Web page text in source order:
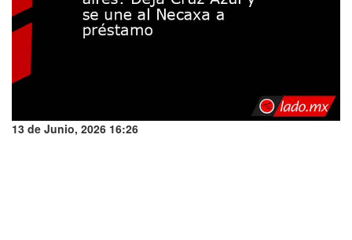
13 de Junio, 2026 16:26